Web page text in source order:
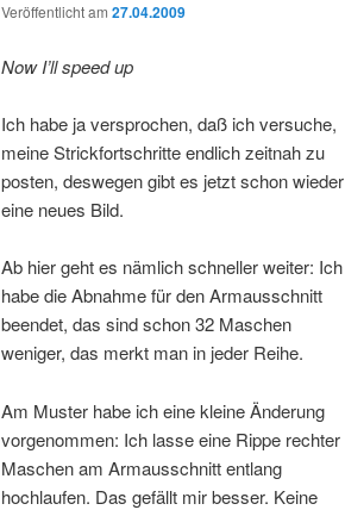
Veröffentlicht am 27.04.2009
Now I’ll speed up
Ich habe ja versprochen, daß ich versuche,
meine Strickfortschritte endlich zeitnah zu
posten, deswegen gibt es jetzt schon wieder
eine neues Bild.
Ab hier geht es nämlich schneller weiter: Ich
habe die Abnahme für den Armausschnitt
beendet, das sind schon 32 Maschen
weniger, das merkt man in jeder Reihe.
Am Muster habe ich eine kleine Änderung
vorgenommen: Ich lasse eine Rippe rechter
Maschen am Armausschnitt entlang
hochlaufen. Das gefällt mir besser. Keine